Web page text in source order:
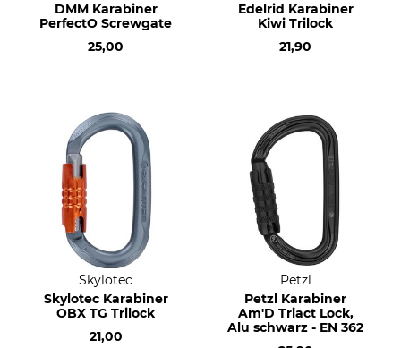
DMM Karabiner
PerfectO Screwgate
25,00
Edelrid Karabiner
Kiwi Trilock
21,90
Skylotec
Skylotec Karabiner
OBX TG Trilock
21,00
Petzl
Petzl Karabiner
Am'D Triact Lock,
Alu schwarz - EN 362